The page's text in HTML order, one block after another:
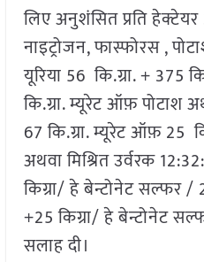
लिए अनुशंसित प्रति
नाइट्रोजन, फास्फोरस ,
यूरिया 56 कि.ग्रा. + 375
कि.ग्रा. म्यूरेट ऑफ़ पोटाश
67 कि.ग्रा. म्यूरेट ऑफ़ 25
अथवा मिश्रित उर्वरक
किग्रा/ हे बेन्टोनेट सल्फर /
+25 किग्रा/ हे बेन्टोनेट
सलाह दी।